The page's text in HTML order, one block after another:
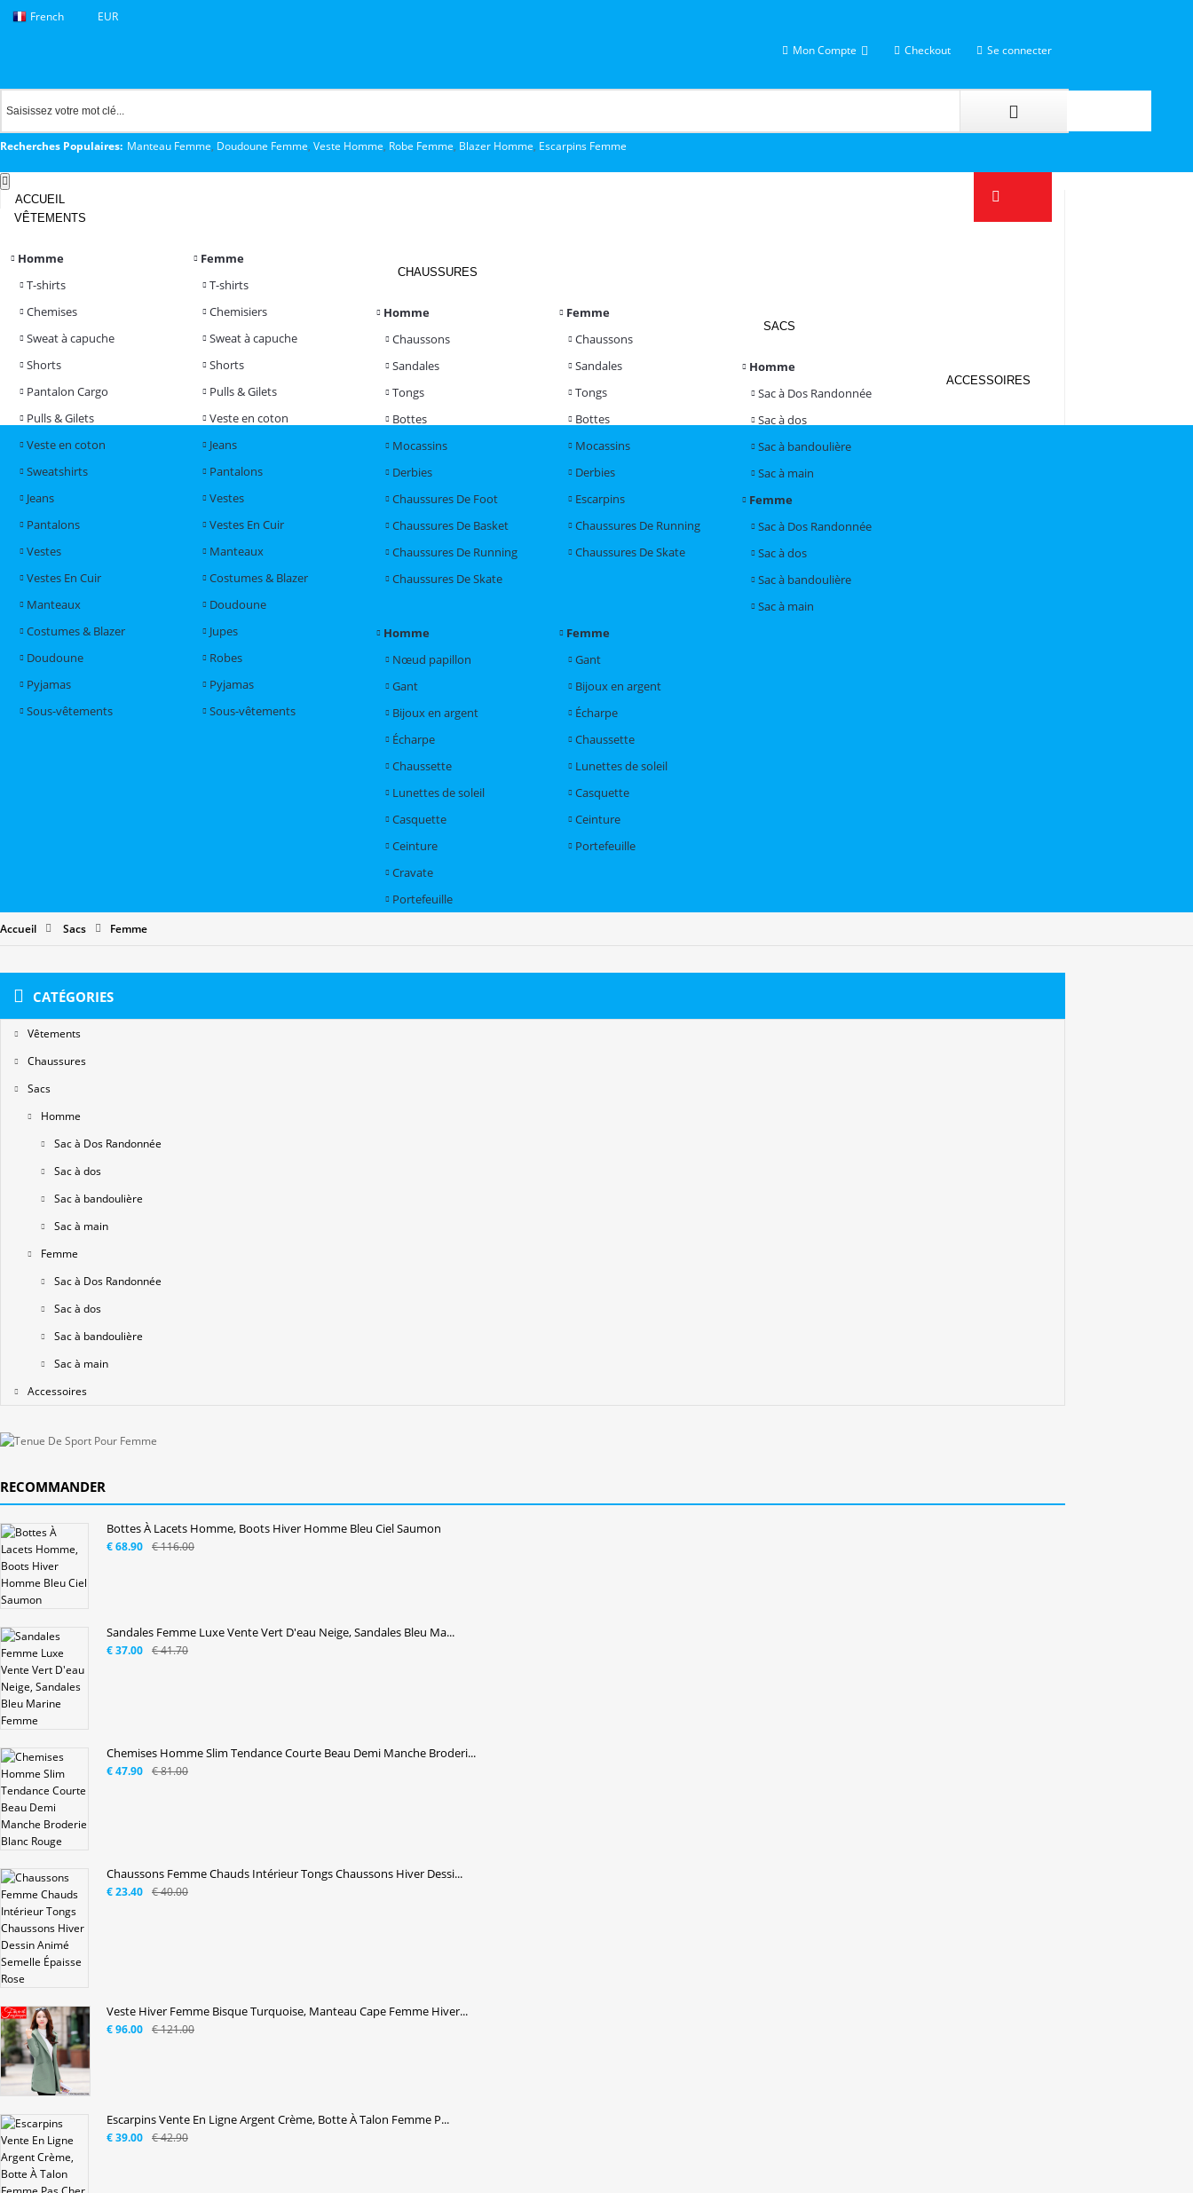
French EUR
Mon Compte Checkout Se connecter
Recherches Populaires: Manteau Femme, Doudoune Femme, Veste Homme, Robe Femme, Blazer Homme, Escarpins Femme
ACCUEIL
VÊTEMENTS
Homme
T-shirts
Chemises
Sweat à capuche
Shorts
Pantalon Cargo
Pulls & Gilets
Veste en coton
Sweatshirts
Jeans
Pantalons
Vestes
Vestes En Cuir
Manteaux
Costumes & Blazer
Doudoune
Pyjamas
Sous-vêtements
Femme
T-shirts
Chemisiers
Sweat à capuche
Shorts
Pulls & Gilets
Veste en coton
Jeans
Pantalons
Vestes
Vestes En Cuir
Manteaux
Costumes & Blazer
Doudoune
Jupes
Robes
Pyjamas
Sous-vêtements
CHAUSSURES
Homme
Chaussons
Sandales
Tongs
Bottes
Mocassins
Derbies
Chaussures De Foot
Chaussures De Basket
Chaussures De Running
Chaussures De Skate
Femme
Chaussons
Sandales
Tongs
Bottes
Mocassins
Derbies
Escarpins
Chaussures De Running
Chaussures De Skate
SACS
Homme
Sac à Dos Randonnée
Sac à dos
Sac à bandoulière
Sac à main
Femme
Sac à Dos Randonnée
Sac à dos
Sac à bandoulière
Sac à main
ACCESSOIRES
Homme
Nœud papillon
Gant
Bijoux en argent
Écharpe
Chaussette
Lunettes de soleil
Casquette
Ceinture
Cravate
Portefeuille
Femme
Gant
Bijoux en argent
Écharpe
Chaussette
Lunettes de soleil
Casquette
Ceinture
Portefeuille
Accueil Sacs Femme
CATÉGORIES
Vêtements
Chaussures
Sacs
Homme
Sac à Dos Randonnée
Sac à dos
Sac à bandoulière
Sac à main
Femme
Sac à Dos Randonnée
Sac à dos
Sac à bandoulière
Sac à main
Accessoires
RECOMMANDER
Bottes À Lacets Homme, Boots Hiver Homme Bleu Ciel Saumon
€ 116.00
€ 68.90
Sandales Femme Luxe Vente Vert D'eau Neige, Sandales Bleu Ma...
€ 41.70
€ 37.00
Chemises Homme Slim Tendance Courte Beau Demi Manche Broderi...
€ 81.00
€ 47.90
Chaussons Femme Chauds Intérieur Tongs Chaussons Hiver Dessi...
€ 40.00
€ 23.40
Veste Hiver Femme Bisque Turquoise, Manteau Cape Femme Hiver...
€ 121.00
€ 96.00
Escarpins Vente En Ligne Argent Crème, Botte À Talon Femme P...
€ 42.90
€ 39.00